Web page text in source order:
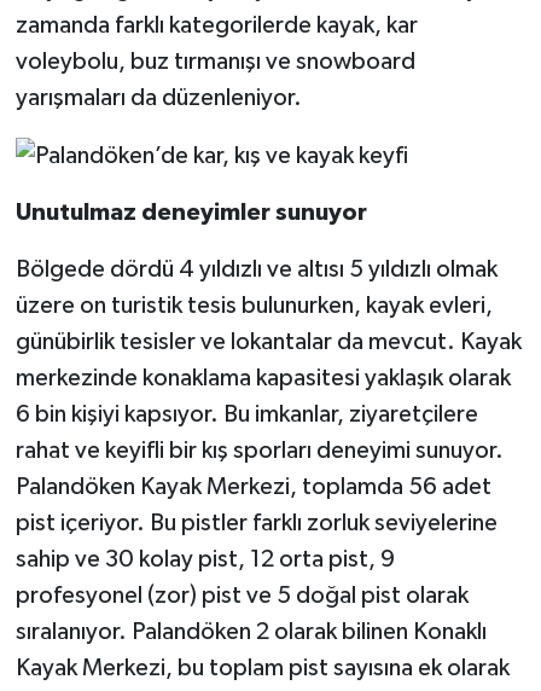
zamanda farklı kategorilerde kayak, kar
voleybolu, buz tırmanışı ve snowboard
yarışmaları da düzenleniyor.
Unutulmaz deneyimler sunuyor
Bölgede dördü 4 yıldızlı ve altısı 5 yıldızlı olmak
üzere on turistik tesis bulunurken, kayak evleri,
günübirlik tesisler ve lokantalar da mevcut. Kayak
merkezinde konaklama kapasitesi yaklaşık olarak
6 bin kişiyi kapsıyor. Bu imkanlar, ziyaretçilere
rahat ve keyifli bir kış sporları deneyimi sunuyor.
Palandöken Kayak Merkezi, toplamda 56 adet
pist içeriyor. Bu pistler farklı zorluk seviyelerine
sahip ve 30 kolay pist, 12 orta pist, 9
profesyonel (zor) pist ve 5 doğal pist olarak
sıralanıyor. Palandöken 2 olarak bilinen Konaklı
Kayak Merkezi, bu toplam pist sayısına ek olarak